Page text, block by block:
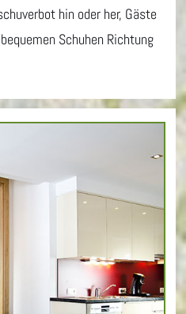
hin oder her, Gäste
Schuhen Richtung